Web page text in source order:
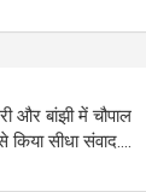
और बांझी में चौपाल
किया सीधा संवाद….